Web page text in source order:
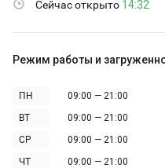
Сейчас открыто 14:32
Режим работы и
ПН
09:00 — 21:00
ВТ
09:00 — 21:00
СР
09:00 — 21:00
ЧТ
09:00 — 21:00